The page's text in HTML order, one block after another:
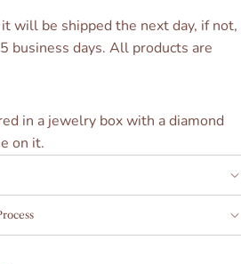
will be shipped the next day, if not,
business days. All products are
in a jewelry box with a diamond
on it.